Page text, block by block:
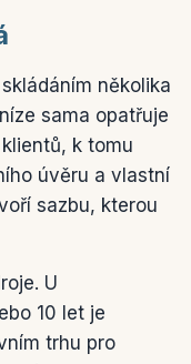
několika
sama opatřuje
k tomu
úvěru a vlastní
sazbu, kterou
U
10 let je
trhu pro